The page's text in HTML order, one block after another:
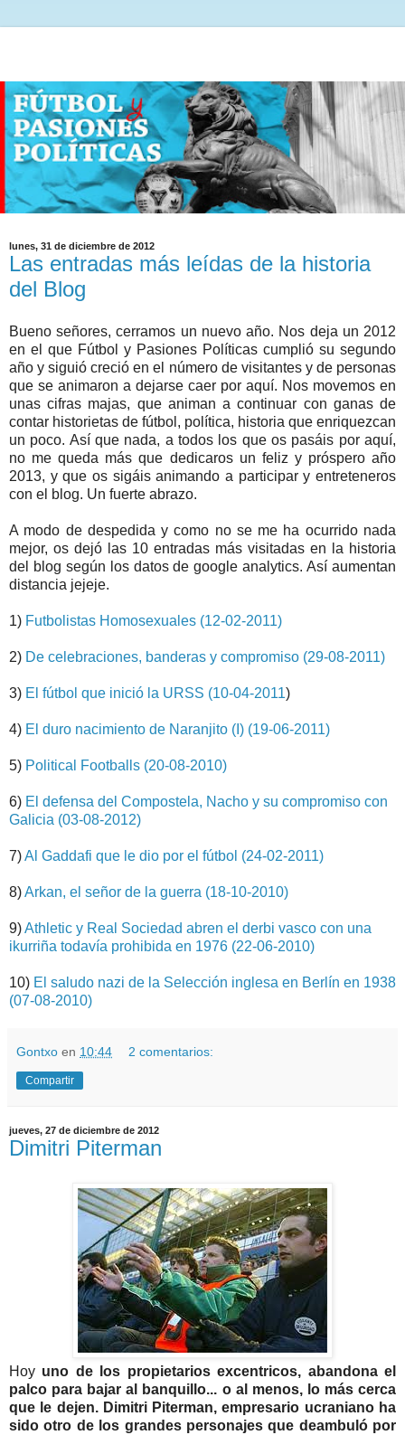
lunes, 31 de diciembre de 2012
Las entradas más leídas de la historia
del Blog
Bueno señores, cerramos un nuevo año. Nos deja un 2012
en el que Fútbol y Pasiones Políticas cumplió su segundo
año y siguió creció en el número de visitantes y de personas
que se animaron a dejarse caer por aquí. Nos movemos en
unas cifras majas, que animan a continuar con ganas de
contar historietas de fútbol, política, historia que enriquezcan
un poco. Así que nada, a todos los que os pasáis por aquí,
no me queda más que dedicaros un feliz y próspero año
2013, y que os sigáis animando a participar y entreteneros
con el blog. Un fuerte abrazo.
A modo de despedida y como no se me ha ocurrido nada
mejor, os dejó las 10 entradas más visitadas en la historia
del blog según los datos de google analytics. Así aumentan
distancia jejeje.
1) Futbolistas Homosexuales (12-02-2011)
2) De celebraciones, banderas y compromiso (29-08-2011)
3) El fútbol que inició la URSS (10-04-2011)
4) El duro nacimiento de Naranjito (I) (19-06-2011)
5) Political Footballs (20-08-2010)
6) El defensa del Compostela, Nacho y su compromiso con
Galicia (03-08-2012)
7)Al Gaddafi que le dio por el fútbol (24-02-2011)
8)Arkan, el señor de la guerra (18-10-2010)
9)Athletic y Real Sociedad abren el derbi vasco con una
ikurriña todavía prohibida en 1976 (22-06-2010)
10) El saludo nazi de la Selección inglesa en Berlín en 1938
(07-08-2010)
Gontxo en 10:44 2 comentarios:
Compartir
jueves, 27 de diciembre de 2012
Dimitri Piterman
Hoy uno de los propietarios excentricos, abandona el
palco para bajar al banquillo... o al menos, lo más cerca
que le dejen. Dimitri Piterman, empresario ucraniano ha
sido otro de los grandes personajes que deambuló por